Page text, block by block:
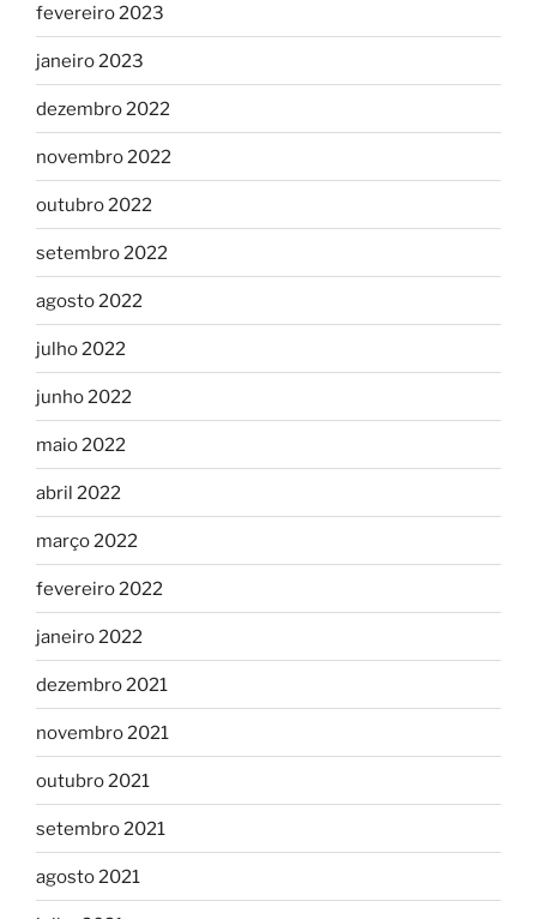
fevereiro 2023
janeiro 2023
dezembro 2022
novembro 2022
outubro 2022
setembro 2022
agosto 2022
julho 2022
junho 2022
maio 2022
abril 2022
março 2022
fevereiro 2022
janeiro 2022
dezembro 2021
novembro 2021
outubro 2021
setembro 2021
agosto 2021